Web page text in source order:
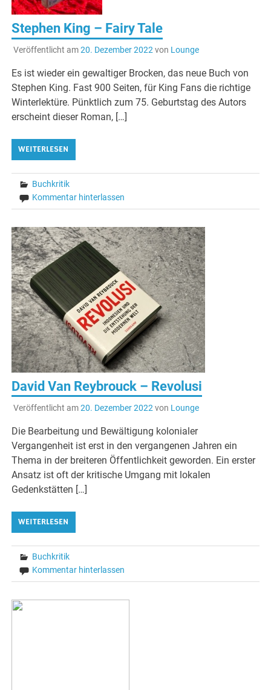
Stephen King – Fairy Tale
Veröffentlicht am20. Dezember 2022 von Lounge
Es ist wieder ein gewaltiger Brocken, das neue Buch von
Stephen King. Fast 900 Seiten, für King Fans die richtige
Winterlektüre. Pünktlich zum 75. Geburtstag des Autors
erscheint dieser Roman, […]
WEITERLESEN
Buchkritik
Kommentar hinterlassen
David Van Reybrouck – Revolusi
Veröffentlicht am20. Dezember 2022 von Lounge
Die Bearbeitung und Bewältigung kolonialer
Vergangenheit ist erst in den vergangenen Jahren ein
Thema in der breiteren Öffentlichkeit geworden. Ein erster
Ansatz ist oft der kritische Umgang mit lokalen
Gedenkstätten […]
WEITERLESEN
Buchkritik
Kommentar hinterlassen